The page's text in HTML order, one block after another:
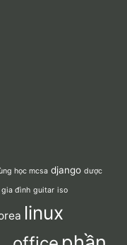
học mcsa django dược
gia đình guitar iso
linux